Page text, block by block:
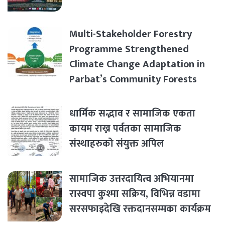
Multi-Stakeholder Forestry
Programme Strengthened
Climate Change Adaptation in
Parbat’s Community Forests
धार्मिक सद्भाव र सामाजिक एकता
कायम राख्न पर्वतका सामाजिक
संस्थाहरुको संयुक्त अपिल
सामाजिक उत्तरदायित्व अभियानमा
रास्वपा कुश्मा सक्रिय, विभिन्न वडामा
सरसफाइदेखि रक्तदानसम्मका कार्यक्रम